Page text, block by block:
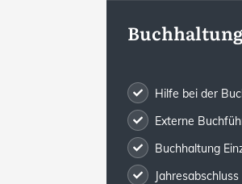
Hilfe bei der
Externe
Buchhaltung